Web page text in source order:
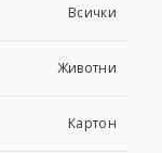
Всички
Животни
Картон